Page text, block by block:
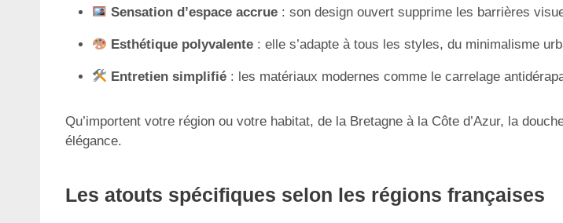
Sensation d’espace accrue : son design ouvert supprime les barrières
Esthétique polyvalente : elle s’adapte à tous les styles, du minimalisme
Entretien simplifié : les matériaux modernes comme le carrelage
Qu’importent votre région ou votre habitat, de la Bretagne à la Côte d’Azur, la
élégance.
Les atouts spécifiques selon les régions françaises